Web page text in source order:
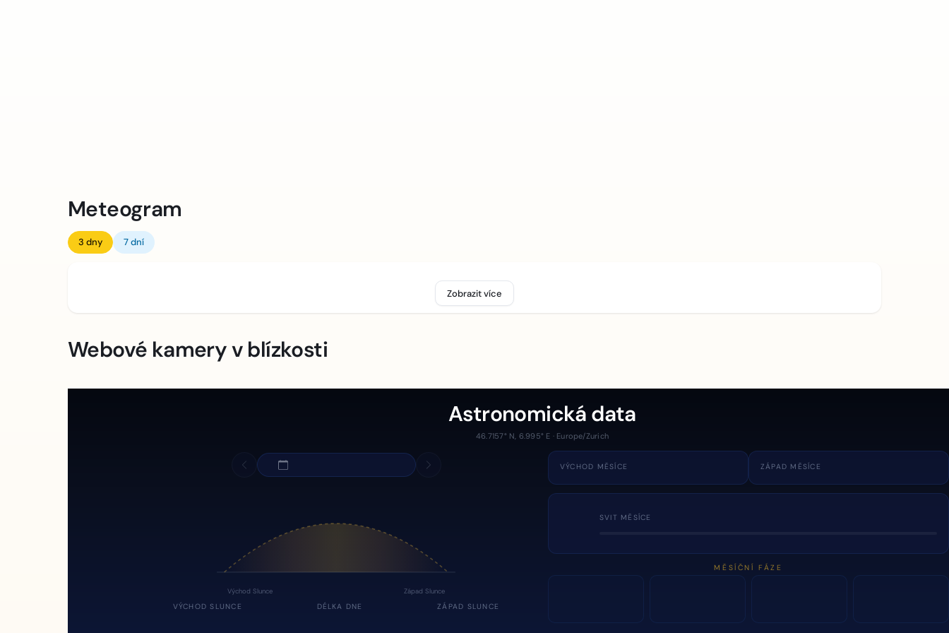
Meteogram
3 dny 7 dní
Zobrazit více
Webové kamery v blízkosti
Astronomická data
46.7157° N, 6.995° E · Europe/Zurich
Východ Slunce Západ Slunce
VÝCHOD SLUNCE DÉLKA DNE ZÁPAD SLUNCE
VÝCHOD MĚSÍCE ZÁPAD MĚSÍCE
SVIT MĚSÍCE
MĚSÍČNÍ FÁZE